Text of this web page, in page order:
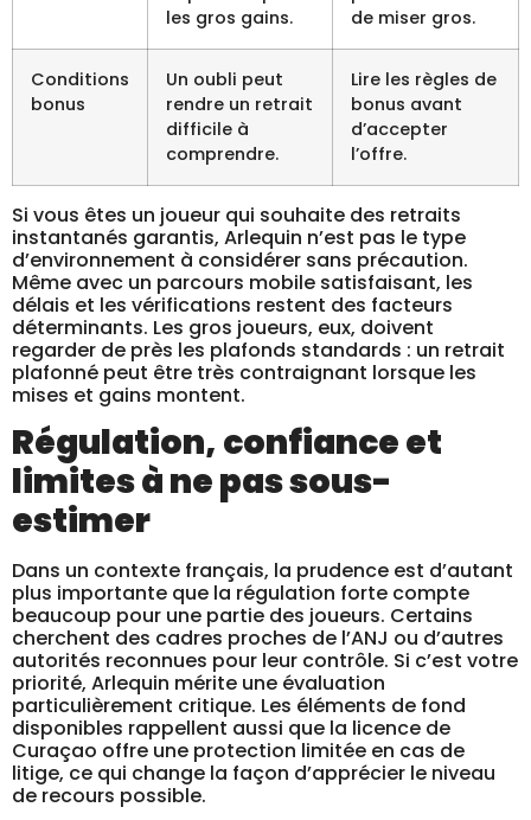
les gros gains.
de miser gros.
Conditions
bonus
Un oubli peut
rendre un retrait
difficile à
comprendre.
Lire les règles de
bonus avant
d’accepter
l’offre.
Si vous êtes un joueur qui souhaite des retraits
instantanés garantis, Arlequin n’est pas le type
d’environnement à considérer sans précaution.
Même avec un parcours mobile satisfaisant, les
délais et les vérifications restent des facteurs
déterminants. Les gros joueurs, eux, doivent
regarder de près les plafonds standards : un retrait
plafonné peut être très contraignant lorsque les
mises et gains montent.
Régulation, confiance et
limites à ne pas sous-
estimer
Dans un contexte français, la prudence est d’autant
plus importante que la régulation forte compte
beaucoup pour une partie des joueurs. Certains
cherchent des cadres proches de l’ANJ ou d’autres
autorités reconnues pour leur contrôle. Si c’est votre
priorité, Arlequin mérite une évaluation
particulièrement critique. Les éléments de fond
disponibles rappellent aussi que la licence de
Curaçao offre une protection limitée en cas de
litige, ce qui change la façon d’apprécier le niveau
de recours possible.